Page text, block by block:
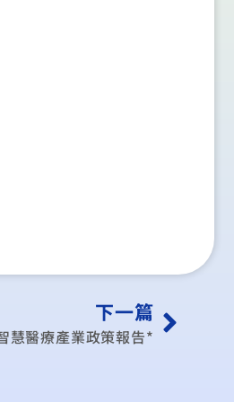
下一篇
慧醫療產業政策報告*